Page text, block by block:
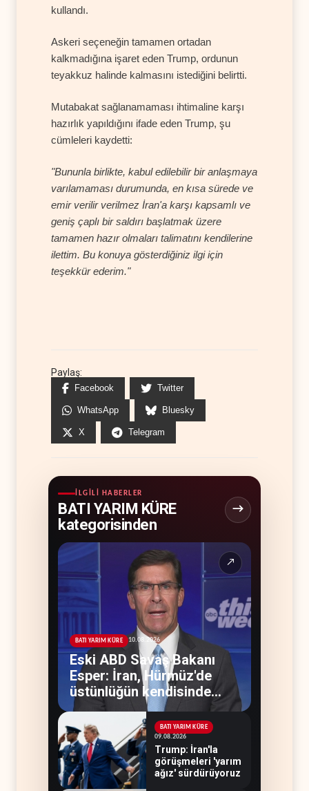
kullandı.
Askeri seçeneğin tamamen ortadan
kalkmadığına işaret eden Trump, ordunun
teyakkuz halinde kalmasını istediğini belirtti.
Mutabakat sağlanamaması ihtimaline karşı
hazırlık yapıldığını ifade eden Trump, şu
cümleleri kaydetti:
"Bununla birlikte, kabul edilebilir bir anlaşmaya
varılamaması durumunda, en kısa sürede ve
emir verilir verilmez İran'a karşı kapsamlı ve
geniş çaplı bir saldırı başlatmak üzere
tamamen hazır olmaları talimatını kendilerine
ilettim. Bu konuya gösterdiğiniz ilgi için
teşekkür ederim."
Paylaş:
Facebook Twitter
WhatsApp Bluesky
X Telegram
İLGILI HABERLER
BATI YARIM KÜRE
kategorisinden
↗
BATI YARIM KÜRE 10.08.2026
Eski ABD Savaş Bakanı
Esper: İran, Hürmüz'de
üstünlüğün kendisinde
olduğuna inanıyor
BATI YARIM KÜRE
09.08.2026
Trump: İran'la
görüşmeleri 'yarım
ağız' sürdürüyoruz